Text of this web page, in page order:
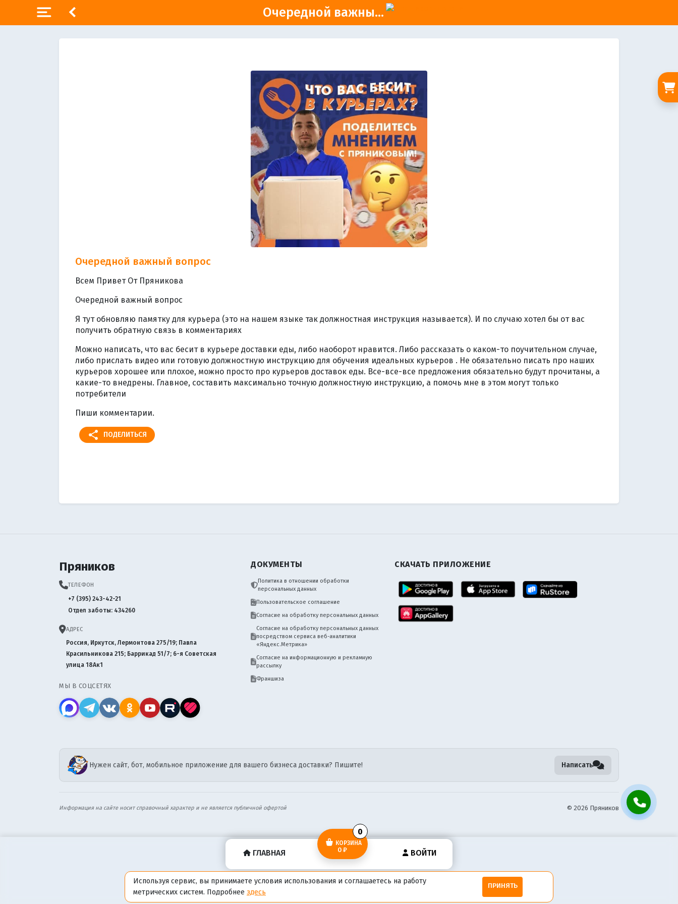
Очередной важны...
Очередной важный вопрос
Всем Привет От Пряникова
Очередной важный вопрос
Я тут обновляю памятку для курьера (это на нашем языке так должностная инструкция называется). И по случаю хотел бы от вас
получить обратную связь в комментариях
Можно написать, что вас бесит в курьере доставки еды, либо наоборот нравится. Либо рассказать о каком-то поучительном случае,
либо прислать видео или готовую должностную инструкцию для обучения идеальных курьеров . Не обязательно писать про наших
курьеров хорошее или плохое, можно просто про курьеров доставок еды. Все-все-все предложения обязательно будут прочитаны, а
какие-то внедрены. Главное, составить максимально точную должностную инструкцию, а помочь мне в этом могут только
потребители
Пиши комментарии.
share ПОДЕЛИТЬСЯ
Пряников
ТЕЛЕФОН
+7 (395) 243-42-21
Отдел заботы: 434260
АДРЕС
Россия, Иркутск, Лермонтова 275/19; Павла
Красильникова 215; Баррикад 51/7; 6-я Советская
улица 18Ак1
МЫ В СОЦСЕТЯХ
ДОКУМЕНТЫ
Политика в отношении обработки
персональных данных
Пользовательское соглашение
Согласие на обработку персональных данных
Согласие на обработку персональных данных
посредством сервиса веб-аналитики
«Яндекс.Метрика»
Согласие на информационную и рекламную
рассылку
Франшиза
СКАЧАТЬ ПРИЛОЖЕНИЕ
Нужен сайт, бот, мобильное приложение для вашего бизнеса доставки? Пишите! Написать
Информация на сайте носит справочный характер и не является публичной офертой © 2026 Пряников
ГЛАВНАЯ
КОРЗИНА
0 ₽
0
ВОЙТИ
Используя сервис, вы принимаете условия использования и соглашаетесь на работу
метрических систем. Подробнее здесь
ПРИНЯТЬ